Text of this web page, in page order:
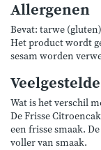
Allergenen
Bevat: tarwe
Het product wordt
sesam worden
Wat is het verschil
De Frisse
een frisse smaak.
voller van smaak.